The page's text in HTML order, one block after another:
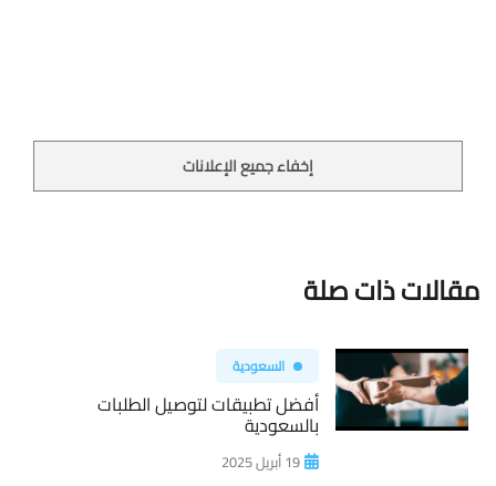
إخفاء جميع الإعلانات
مقالات ذات صلة
السعودية
أفضل تطبيقات لتوصيل الطلبات
بالسعودية
19 أبريل 2025